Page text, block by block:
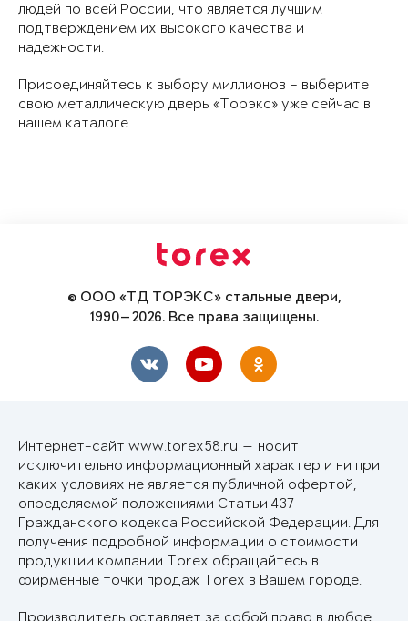
людей по всей России, что является лучшим
подтверждением их высокого качества и
надежности.
Присоединяйтесь к выбору миллионов – выберите
свою металлическую дверь «Торэкс» уже сейчас в
нашем каталоге.
© ООО «ТД ТОРЭКС» стальные двери,
1990—2026. Все права защищены.
Интернет-сайт www.torex58.ru — носит
исключительно информационный характер и ни при
каких условиях не является публичной офертой,
определяемой положениями Статьи 437
Гражданского кодекса Российской Федерации. Для
получения подробной информации о стоимости
продукции компании Torex обращайтесь в
фирменные точки продаж Torex в Вашем городе.